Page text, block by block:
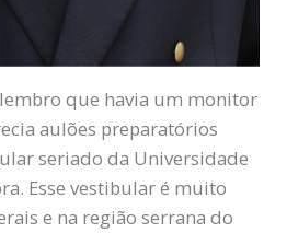
que havia um monitor
aulões preparatórios
seriado da Universidade
Esse vestibular é muito
e na região serrana do